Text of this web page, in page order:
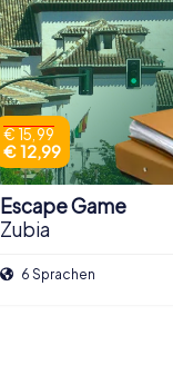
€ 15,99
€ 12,99
Escape Game
Zubia
6 Sprachen